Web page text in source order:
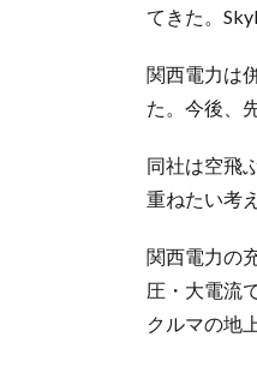
てきた。
関西電力は
た。今後、
同社は空飛
重ねたい考
関西電力の
圧・大電流
クルマの地